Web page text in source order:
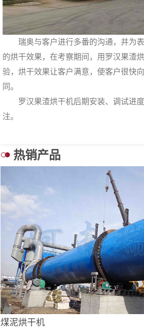
瑞奥与客户进行多番的沟通，并为表
的烘干效果，在考察期间，用罗汉果渣
验，烘干效果让客户满意，使客户很快
同。
罗汉果渣烘干机后期安装、调试进度
注。
热销产品
煤泥烘干机